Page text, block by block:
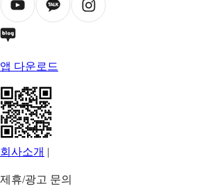
앱 다운로드
회사소개 |
제휴/광고 문의